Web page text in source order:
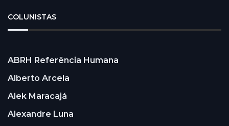
COLUNISTAS
ABRH Referência Humana
Alberto Arcela
Alek Maracajá
Alexandre Luna